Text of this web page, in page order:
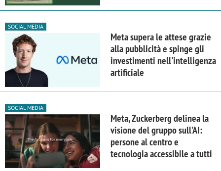
SOCIAL MEDIA
Meta supera le attese grazie
alla pubblicità e spinge gli
investimenti nell'intelligenza
artificiale
SOCIAL MEDIA
Meta, Zuckerberg delinea la
visione del gruppo sull'AI:
persone al centro e
tecnologia accessibile a tutti